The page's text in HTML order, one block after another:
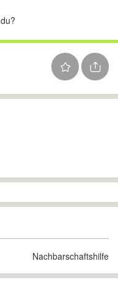
Nachbarschaftshilfe